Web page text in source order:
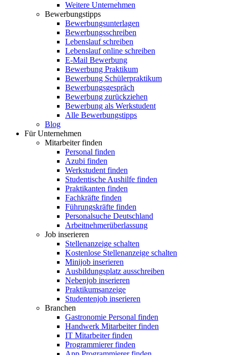
Weitere Unternehmen
Bewerbungstipps
Bewerbungsunterlagen
Bewerbungsschreiben
Lebenslauf schreiben
Lebenslauf online schreiben
E-Mail Bewerbung
Bewerbung Praktikum
Bewerbung Schülerpraktikum
Bewerbungsgespräch
Bewerbung zurückziehen
Bewerbung als Werkstudent
Alle Bewerbungstipps
Blog
Für Unternehmen
Mitarbeiter finden
Personal finden
Azubi finden
Werkstudent finden
Studentische Aushilfe finden
Praktikanten finden
Fachkräfte finden
Führungskräfte finden
Personalsuche Deutschland
Arbeitnehmerüberlassung
Job inserieren
Stellenanzeige schalten
Kostenlose Stellenanzeige schalten
Minijob inserieren
Ausbildungsplatz ausschreiben
Nebenjob inserieren
Praktikumsanzeige
Studentenjob inserieren
Branchen
Gastronomie Personal finden
Handwerk Mitarbeiter finden
IT Mitarbeiter finden
Programmierer finden